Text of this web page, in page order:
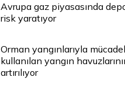
Avrupa gaz piyasasında
risk yaratıyor
Orman yangınlarıyla
kullanılan yangın
artırılıyor